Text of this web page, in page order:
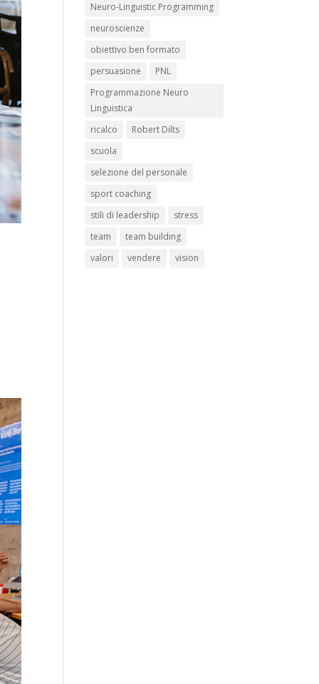
Neuro-Linguistic Programming
neuroscienze
obiettivo ben formato
persuasione
PNL
Programmazione Neuro
Linguistica
ricalco
Robert Dilts
scuola
selezione del personale
sport coaching
stili di leadership
stress
team
team building
valori
vendere vision